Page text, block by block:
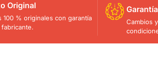
Original
100 % originales con garantía
Cambios